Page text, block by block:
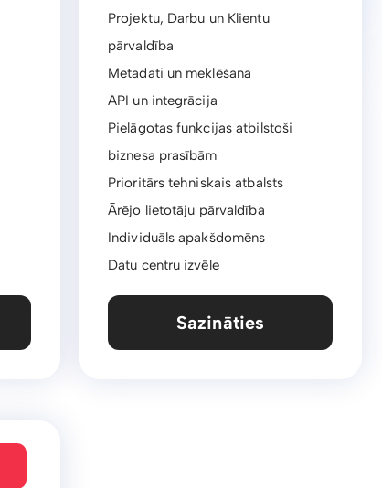
Projektu, Darbu un Klientu
pārvaldība
Metadati un meklēšana
API un integrācija
Pielāgotas funkcijas atbilstoši
biznesa prasībām
Prioritārs tehniskais atbalsts
Ārējo lietotāju pārvaldība
Individuāls apakšdomēns
Datu centru izvēle
Sazināties